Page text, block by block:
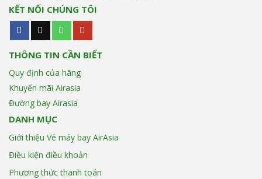
KẾT NỐI CHÚNG TÔI
THÔNG TIN CẦN BIẾT
Quy định của hãng
Khuyến mãi Airasia
Đường bay Airasia
DANH MỤC
Giới thiệu Vé máy bay AirAsia
Điều kiện điều khoản
Phương thức thanh toán